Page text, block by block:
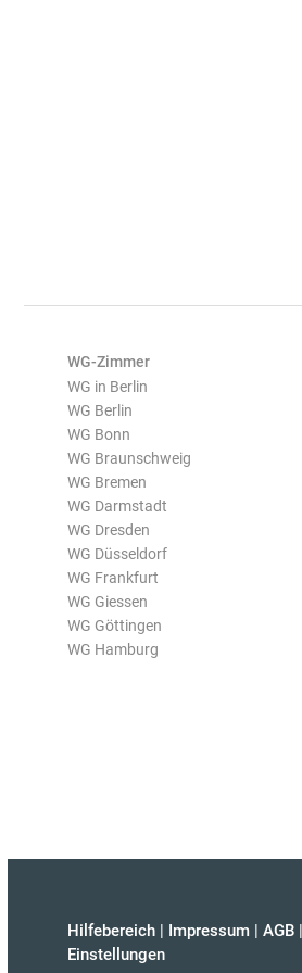
WG-Zimmer
WG in Berlin
WG Berlin
WG Bonn
WG Braunschweig
WG Bremen
WG Darmstadt
WG Dresden
WG Düsseldorf
WG Frankfurt
WG Giessen
WG Göttingen
WG Hamburg
Hilfebereich | Impressum | AGB |
Einstellungen